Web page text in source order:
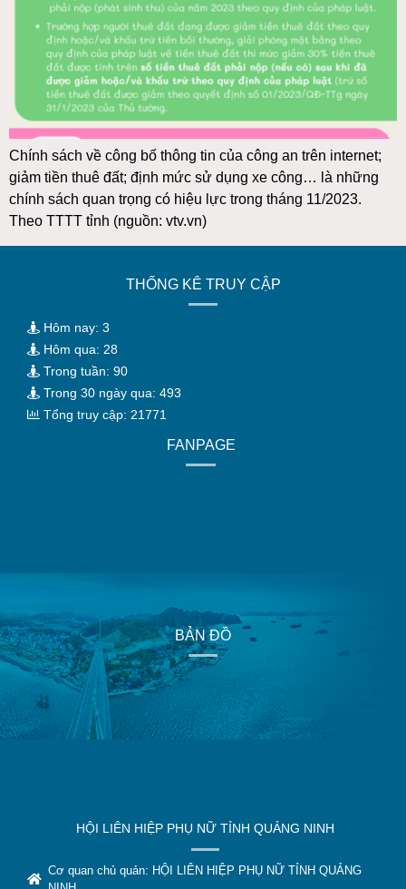
Chính sách về công bố thông tin của công an trên internet;
giảm tiền thuê đất; định mức sử dụng xe công… là những
chính sách quan trọng có hiệu lực trong tháng 11/2023.
Theo TTTT tỉnh (nguồn: vtv.vn)
THỐNG KÊ TRUY CẬP
Hôm nay: 3
Hôm qua: 28
Trong tuần: 90
Trong 30 ngày qua: 493
Tổng truy cập: 21771
FANPAGE
BẢN ĐỒ
HỘI LIÊN HIỆP PHỤ NỮ TỈNH QUẢNG NINH
Cơ quan chủ quản: HỘI LIÊN HIỆP PHỤ NỮ TỈNH QUẢNG